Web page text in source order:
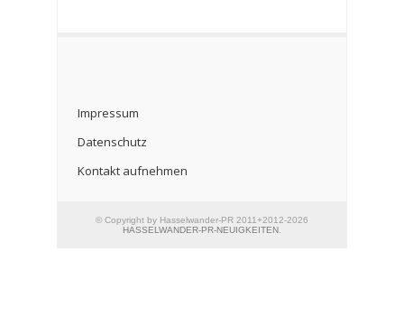
Impressum
Datenschutz
Kontakt aufnehmen
© Copyright by Hasselwander-PR 2011+2012-2026
HASSELWANDER-PR-NEUIGKEITEN.